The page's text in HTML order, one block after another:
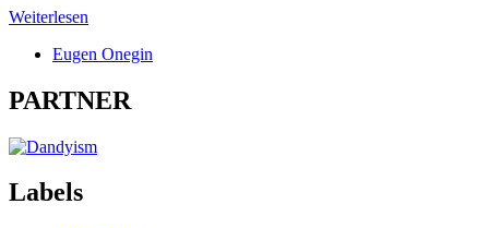
Weiterlesen
Eugen Onegin
PARTNER
Labels